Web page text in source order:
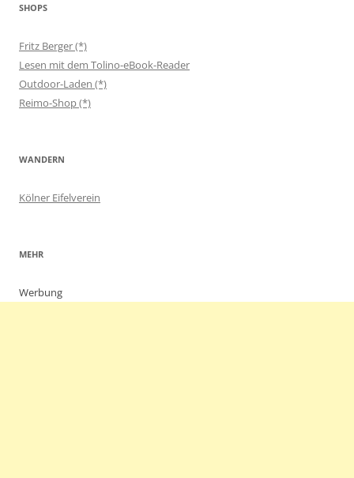
SHOPS
Fritz Berger (*)
Lesen mit dem Tolino-eBook-Reader
Outdoor-Laden (*)
Reimo-Shop (*)
WANDERN
Kölner Eifelverein
MEHR
Werbung